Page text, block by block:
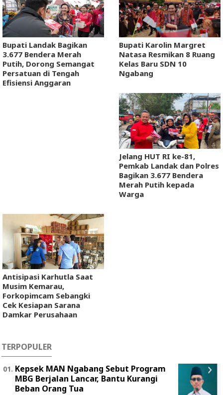
Bupati Landak Bagikan
3.677 Bendera Merah
Putih, Dorong Semangat
Persatuan di Tengah
Efisiensi Anggaran
Bupati Karolin Margret
Natasa Resmikan 8 Ruang
Kelas Baru SDN 10
Ngabang
Jelang HUT RI ke-81,
Pemkab Landak dan Polres
Bagikan 3.677 Bendera
Merah Putih kepada
Warga
Antisipasi Karhutla Saat
Musim Kemarau,
Forkopimcam Sebangki
Cek Kesiapan Sarana
Damkar Perusahaan
TERPOPULER
Kepsek MAN Ngabang Sebut Program
MBG Berjalan Lancar, Bantu Kurangi
Beban Orang Tua